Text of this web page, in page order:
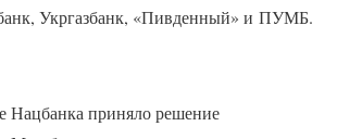
Укргазбанк, «Пивденный» и ПУМБ.
Нацбанка приняло решение